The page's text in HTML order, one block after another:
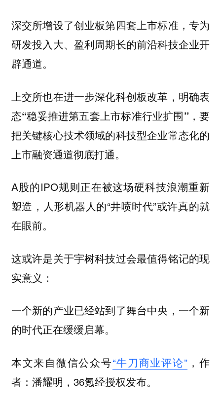
深交所增设了创业板第四套上市标准，专为
研发投入大、盈利周期长的前沿科技企业开
辟通道。
上交所也在进一步深化科创板改革，明确表
态“稳妥推进第五套上市标准行业扩围”，要
把关键核心技术领域的科技型企业常态化的
上市融资通道彻底打通。
A股的IPO规则正在被这场硬科技浪潮重新
塑造，人形机器人的“井喷时代”或许真的就
在眼前。
这或许是关于宇树科技过会最值得铭记的现
实意义：
一个新的产业已经站到了舞台中央，一个新
的时代正在缓缓启幕。
本文来自微信公众号“牛刀商业评论”，作
者：潘耀明，36氪经授权发布。